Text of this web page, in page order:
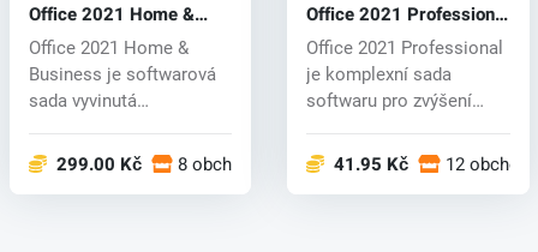
Office 2021 Home &
Business (CD key)
Office 2021 Home &
Business je softwarová
sada vyvinutá
299.00 Kč 8 obchodech
Office 2021 Professional
(CD key)
Office 2021 Professional
je komplexní sada
softwaru pro zvýšení
41.95 Kč 12